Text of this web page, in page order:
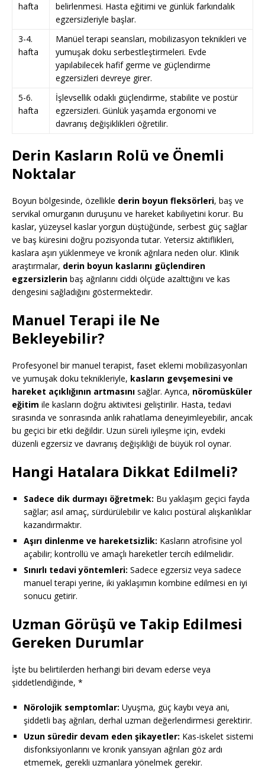
hafta
belirlenmesi. Hasta eğitimi ve günlük farkındalık
egzersizleriyle başlar.
3-4.
hafta
Manüel terapi seansları, mobilizasyon teknikleri ve
yumuşak doku serbestleştirmeleri. Evde
yapılabilecek hafif germe ve güçlendirme
egzersizleri devreye girer.
5-6.
hafta
İşlevsellik odaklı güçlendirme, stabilite ve postür
egzersizleri. Günlük yaşamda ergonomi ve
davranış değişiklikleri öğretilir.
Derin Kasların Rolü ve Önemli
Noktalar
Boyun bölgesinde, özellikle derin boyun fleksörleri, baş ve
servikal omurganın duruşunu ve hareket kabiliyetini korur. Bu
kaslar, yüzeysel kaslar yorgun düştüğünde, serbest güç sağlar
ve baş küresini doğru pozisyonda tutar. Yetersiz aktiflikleri,
kaslara aşırı yüklenmeye ve kronik ağrılara neden olur. Klinik
araştırmalar, derin boyun kaslarını güçlendiren
egzersizlerin baş ağrılarını ciddi ölçüde azalttığını ve kas
dengesini sağladığını göstermektedir.
Manuel Terapi ile Ne
Bekleyebilir?
Profesyonel bir manuel terapist, faset eklemi mobilizasyonları
ve yumuşak doku teknikleriyle, kasların gevşemesini ve
hareket açıklığının artmasını sağlar. Ayrıca, nöromüsküler
eğitim ile kasların doğru aktivitesi geliştirilir. Hasta, tedavi
sırasında ve sonrasında anlık rahatlama deneyimleyebilir, ancak
bu geçici bir etki değildir. Uzun süreli iyileşme için, evdeki
düzenli egzersiz ve davranış değişikliği de büyük rol oynar.
Hangi Hatalara Dikkat Edilmeli?
Sadece dik durmayı öğretmek: Bu yaklaşım geçici fayda
sağlar; asıl amaç, sürdürülebilir ve kalıcı postüral alışkanlıklar
kazandırmaktır.
Aşırı dinlenme ve hareketsizlik: Kasların atrofisine yol
açabilir; kontrollü ve amaçlı hareketler tercih edilmelidir.
Sınırlı tedavi yöntemleri: Sadece egzersiz veya sadece
manuel terapi yerine, iki yaklaşımın kombine edilmesi en iyi
sonucu getirir.
Uzman Görüşü ve Takip Edilmesi
Gereken Durumlar
İşte bu belirtilerden herhangi biri devam ederse veya
şiddetlendiğinde, *
Nörolojik semptomlar: Uyuşma, güç kaybı veya ani,
şiddetli baş ağrıları, derhal uzman değerlendirmesi gerektirir.
Uzun süredir devam eden şikayetler: Kas-iskelet sistemi
disfonksiyonlarını ve kronik yansıyan ağrıları göz ardı
etmemek, gerekli uzmanlara yönelmek gerekir.